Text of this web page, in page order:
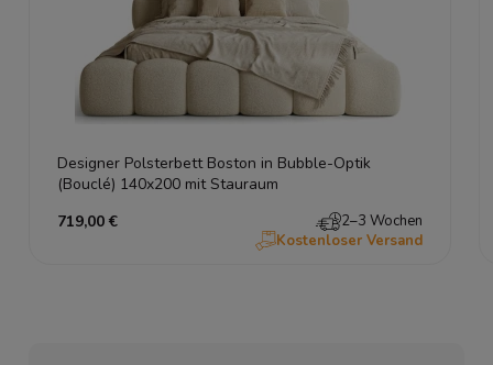
Designer Polsterbett Boston in Bubble-Optik
(Bouclé) 140x200 mit Stauraum
719,00 €
2–3 Wochen
Kostenloser Versand